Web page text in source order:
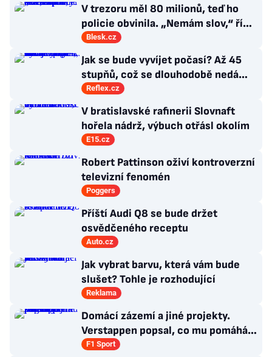
V trezoru měl 80 milionů, teď ho
policie obvinila. „Nemám slov,“ říká
exšéf Správy železnic
Blesk.cz
Jak se bude vyvíjet počasí? Až 45
stupňů, což se dlouhodobě nedá
vydržet, varuje klimatolog Radim
Tolasz
Reflex.cz
V bratislavské rafinerii Slovnaft
hořela nádrž, výbuch otřásl okolím
E15.cz
Robert Pattinson oživí kontroverzní
televizní fenomén
Poggers
Příští Audi Q8 se bude držet
osvědčeného receptu
Auto.cz
Jak vybrat barvu, která vám bude
slušet? Tohle je rozhodující
Reklama
Domácí zázemí a jiné projekty.
Verstappen popsal, co mu pomáhá
se soustředit na závodění
F1 Sport